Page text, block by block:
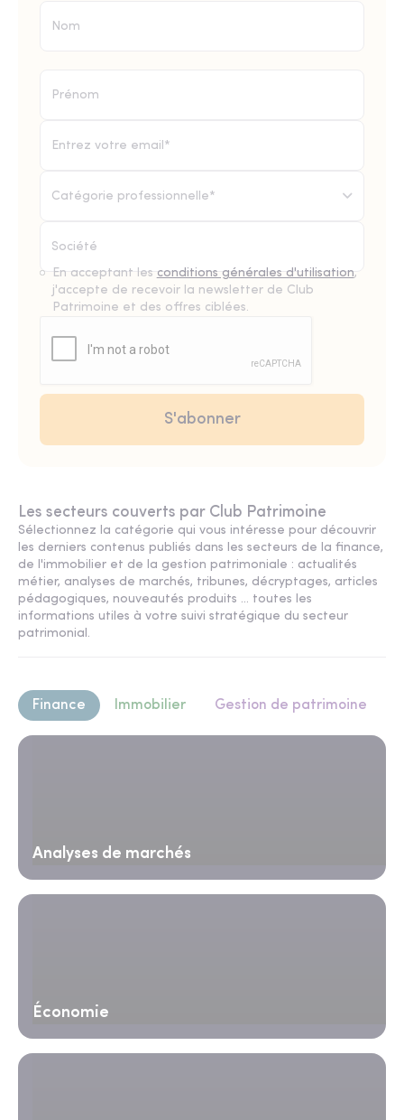
Catégorie professionnelle*
En acceptant les conditions générales d'utilisation,
j'accepte de recevoir la newsletter de Club
Patrimoine et des offres ciblées.
Les secteurs couverts par Club Patrimoine
Sélectionnez la catégorie qui vous intéresse pour découvrir
les derniers contenus publiés dans les secteurs de la finance,
de l'immobilier et de la gestion patrimoniale : actualités
métier, analyses de marchés, tribunes, décryptages, articles
pédagogiques, nouveautés produits ... toutes les
informations utiles à votre suivi stratégique du secteur
patrimonial.
Finance Immobilier Gestion de patrimoine
Analyses de marchés
Économie